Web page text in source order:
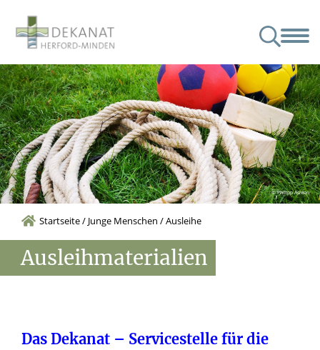
© Philipp Ashton
Startseite/ Junge Menschen /Ausleihe
Ausleihmaterialien
Das Dekanat – Servicestelle für die